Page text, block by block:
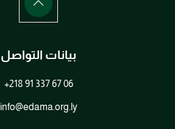
بيانات التواصل
+218 91 337 67 06
info@edama.org.ly